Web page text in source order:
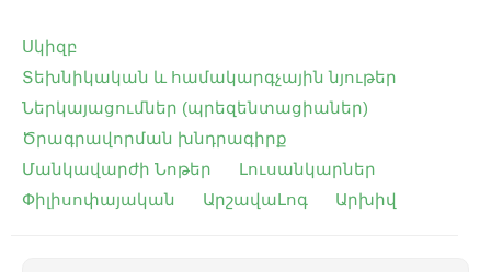
Սկիզբ
Տեխնիկական և համակարգչային նյութեր
Ներկայացումներ (պրեզենտացիաներ)
Ծրագրավորման խնդրագիրք
Մանկավարժի Նոթեր
Լուսանկարներ
Փիլիսոփայական
ԱրշավաԼոգ Արխիվ